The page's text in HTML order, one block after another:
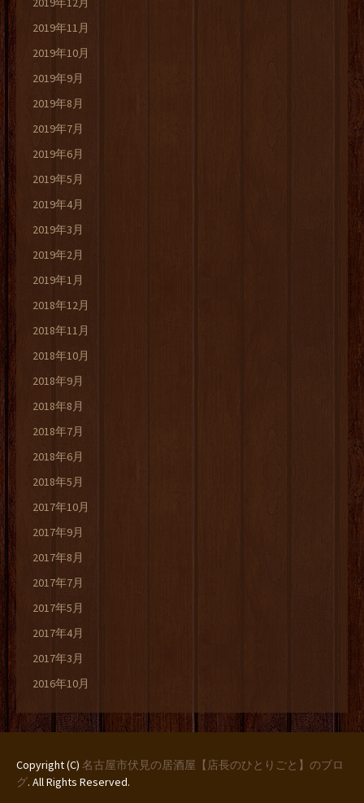
2019年11月
2019年10月
2019年9月
2019年8月
2019年7月
2019年6月
2019年5月
2019年4月
2019年3月
2019年2月
2019年1月
2018年12月
2018年11月
2018年10月
2018年9月
2018年8月
2018年7月
2018年6月
2018年5月
2017年10月
2017年9月
2017年8月
2017年7月
2017年5月
2017年4月
2017年3月
2016年10月
Copyright (C) 名古屋市伏見の居酒屋【店長のひとりごと】のブロ
グ. All Rights Reserved.